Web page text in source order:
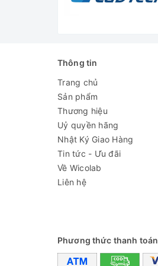
Công suất gia
Dải thời gian cài
đặt
Kích thước
trong bể
(LxWxH)
Kích thước
Đánh giá
Thông tin
Trang chủ
Sản phẩm
Thương hiệu
Uỷ quyền hãng
Nhật Ký Giao Hàng
Tin tức - Ưu đãi
Về Wicolab
Liên hệ
Phương thức thanh toán